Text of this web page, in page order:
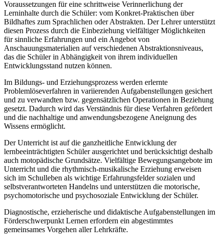
Voraussetzungen für eine schrittweise Verinnerlichung der
Lerninhalte durch die Schüler: vom Konkret-Praktischen über
Bildhaftes zum Sprachlichen oder Abstrakten. Der Lehrer unterstützt
diesen Prozess durch die Einbeziehung vielfältiger Möglichkeiten
für sinnliche Erfahrungen und ein Angebot von
Anschauungsmaterialien auf verschiedenen Abstraktionsniveaus,
das die Schüler in Abhängigkeit von ihrem individuellen
Entwicklungsstand nutzen können.
Im Bildungs- und Erziehungsprozess werden erlernte
Problemlöseverfahren in variierenden Aufgabenstellungen gesichert
und zu verwandten bzw. gegensätzlichen Operationen in Beziehung
gesetzt. Dadurch wird das Verständnis für diese Verfahren gefördert
und die nachhaltige und anwendungsbezogene Aneignung des
Wissens ermöglicht.
Der Unterricht ist auf die ganzheitliche Entwicklung der
lernbeeinträchtigten Schüler ausgerichtet und berücksichtigt deshalb
auch motopädische Grundsätze. Vielfältige Bewegungsangebote im
Unterricht und die rhythmisch-musikalische Erziehung erweisen
sich im Schulleben als wichtige Erfahrungsfelder sozialen und
selbstverantworteten Handelns und unterstützen die motorische,
psychomotorische und psychosoziale Entwicklung der Schüler.
Diagnostische, erzieherische und didaktische Aufgabenstellungen im
Förderschwerpunkt Lernen erfordern ein abgestimmtes
gemeinsames Vorgehen aller Lehrkräfte.